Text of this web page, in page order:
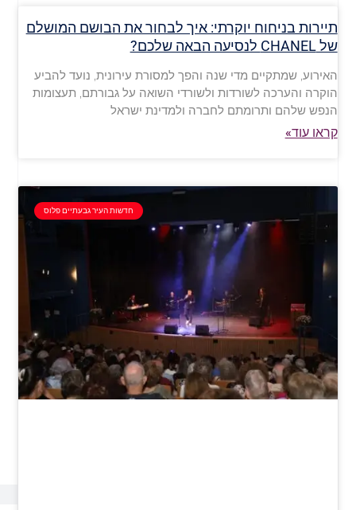
תיירות בניחוח יוקרתי: איך לבחור את הבושם המושלם
של CHANEL לנסיעה הבאה שלכם?
האירוע, שמתקיים מדי שנה והפך למסורת עירונית, נועד להביע
הוקרה והערכה לשורדות ולשורדי השואה על גבורתם, תעצומות
הנפש שלהם ותרומתם לחברה ולמדינת ישראל
קראו עוד»
חדשות העיר גבעתיים פלוס